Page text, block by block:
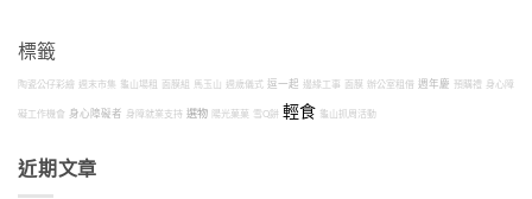
標籤
陶瓷公仔彩繪 週末市集 龜山場租 面膜組 馬玉山 週歲儀式 逗一起 邊緣工事 面膜 辦公室租借 週年慶 預購禮 身心障
礙工作機會 身心障礙者 身障就業支持 選物 陽光菓菓 雪Q餅 輕食 龜山抓周活動
近期文章